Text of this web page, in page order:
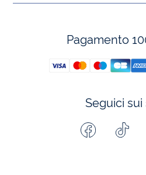
Pagamento
Seguici sui
Facebook